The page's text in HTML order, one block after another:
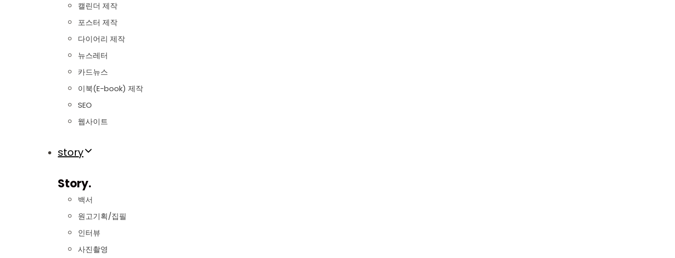
캘린더 제작
포스터 제작
다이어리 제작
뉴스레터
카드뉴스
이북(E-book) 제작
SEO
웹사이트
story
Story.
백서
원고기획/집필
인터뷰
사진촬영